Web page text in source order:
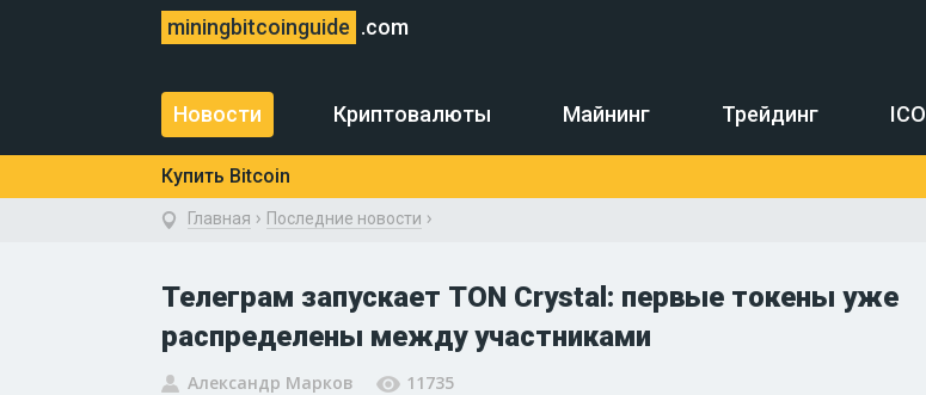
miningbitcoinguide .com
Новости Криптовалюты Майнинг Трейдинг ICO
Купить Bitcoin
Главная › Последние новости ›
Телеграм запускает TON Crystal: первые токены уже
распределены между участниками
Александр Марков 11735